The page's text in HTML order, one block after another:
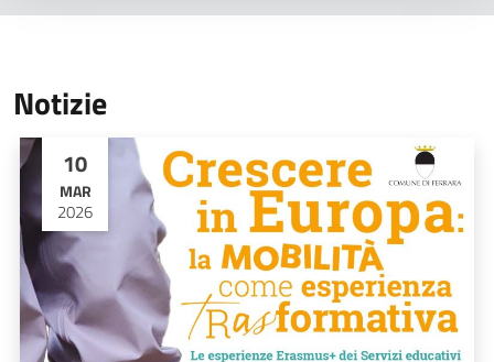
Notizie
10
MAR
2026